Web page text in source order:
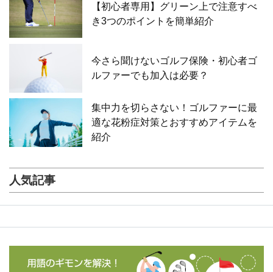
【初心者専用】グリーン上で注意すべ
き3つのポイントを簡単紹介
今さら聞けないゴルフ保険・初心者ゴ
ルファーでも加入は必要？
集中力を切らさない！ゴルファーに最
適な花粉症対策とおすすめアイテムを
紹介
人気記事